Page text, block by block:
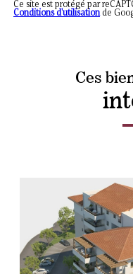
Ce site est protégé par
Conditions d'utilisationde
Ces